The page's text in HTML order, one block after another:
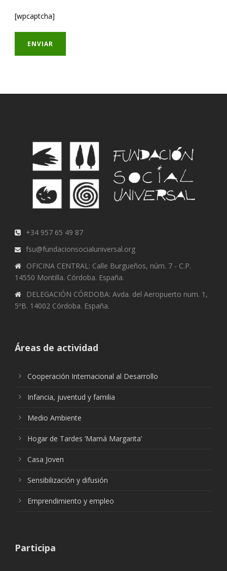
[wpcaptcha]
+34 957 65 49 87
fsu@fundacionsocialuniversal.org
OFICINA CENTRAL: Calle Burgueños, núm. 7 - C.P.
14550 Montilla. Córdoba. España.
DELEGACIÓN CÓRDOBA: Avda. del Aeropuerto num. 1,
5ºB. 14002 Córdoba. España.
Áreas de actividad
Cooperación Internacional al Desarrollo
Infancia, juventud y familia
Medio Ambiente
Hogar de Tardes ‘Mamá Margarita’
Casa Joven
Sensibilización y difusión
Emprendimiento y empleo
Participa